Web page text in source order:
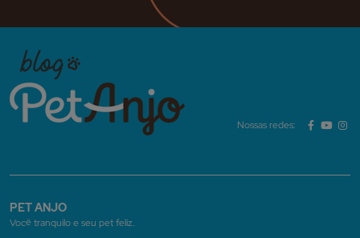
Nossas redes:
PET ANJO
Você tranquilo e seu pet feliz.